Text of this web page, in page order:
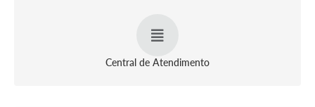
Central de Atendimento